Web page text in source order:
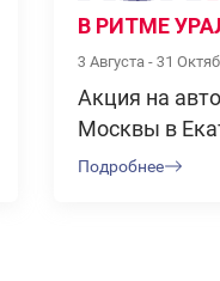
В РИТМЕ
3 Августа - 31
Акция на
Москвы в
Подробнее